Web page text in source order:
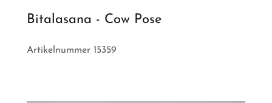
Bitalasana - Cow Pose
Artikelnummer 15359